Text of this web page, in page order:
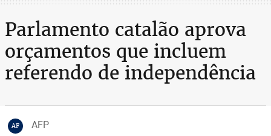
Parlamento catalão aprova
orçamentos que incluem
referendo de independência
AF AFP